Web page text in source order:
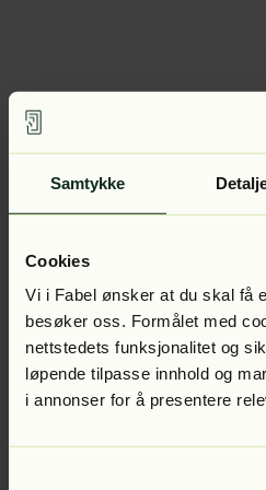
Samtykke
Cookies
Vi i Fabel ønsker at du skal få
besøker oss. Formålet med
nettstedets funksjonalitet og
løpende tilpasse innhold og
i annonser for å presentere